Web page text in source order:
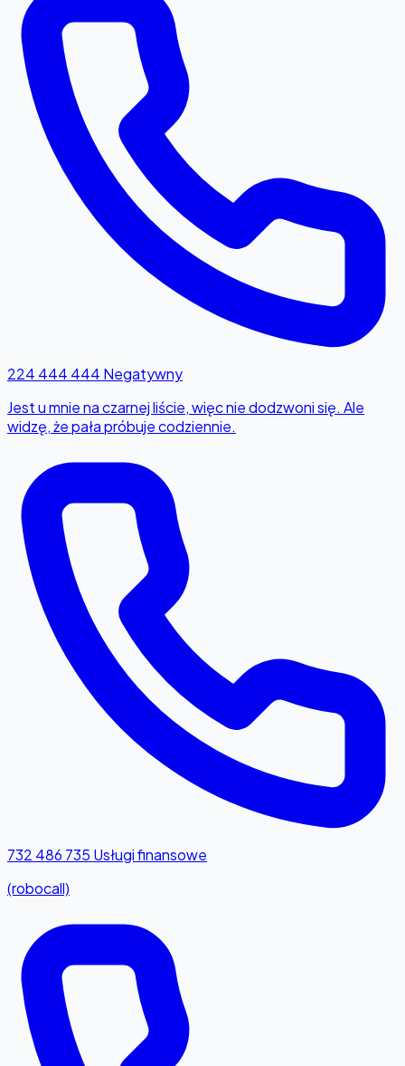
224 444 444 Negatywny
Jest u mnie na czarnej liście, więc nie dodzwoni się. Ale
widzę, że pała próbuje codziennie.
732 486 735 Usługi finansowe
(robocall)